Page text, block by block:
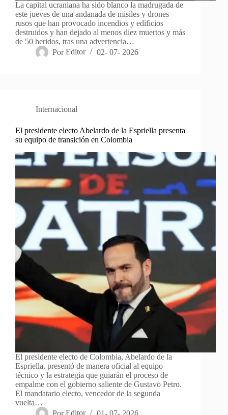
La capital ucraniana ha sido blanco la madrugada de
este jueves de una andanada de misiles y drones
rusos que han provocado incendios y edificios
destruidos y han dejado al menos diez muertos y más
de 50 heridos, tras una advertencia…
Por Editor 02- 07- 2026
Internacional
El presidente electo Abelardo de la Espriella presenta
su equipo de transición en Colombia
El presidente electo de Colombia, Abelardo de la
Espriella, presentó de manera oficial al equipo
técnico y la estrategia que guiarán el proceso de
empalme con el gobierno saliente de Gustavo Petro.
El mandatario electo, vencedor de la segunda
vuelta…
Por Editor 01- 07- 2026